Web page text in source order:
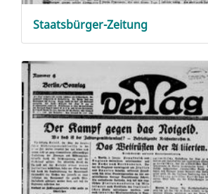
Staatsbürger-Zeitung